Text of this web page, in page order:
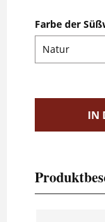
Farbe der
IN